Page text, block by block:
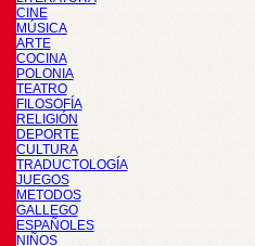
CINE
MÚSICA
ARTE
COCINA
POLONIA
TEATRO
FILOSOFÍA
RELIGIÓN
DEPORTE
CULTURA
TRADUCTOLOGÍA
JUEGOS
METODOS
GALLEGO
ESPAÑOLES
NIÑOS